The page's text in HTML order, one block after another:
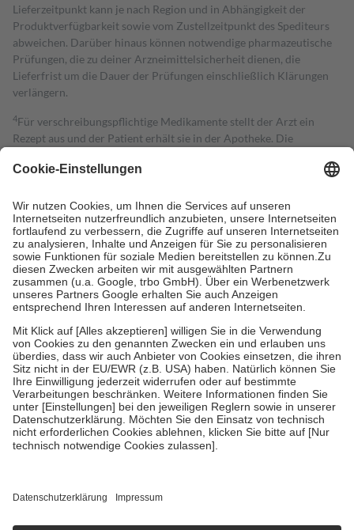
Lieferzeitpunkt kann je nach Region und in Abhängigkeit der
Produktverfügbarkeit sowie vom Zustellzeitpunkt des Spediteurs
abweichen. Darüber hinaus können notwendige pharmazeutische
Prüfungen, die zu deiner Arzneimittelsicherheit dienen, die
Lieferfrist um die Dauer der Prüfungen einschließlich Klärungen
verlängern.
4Für verschreibungspflichtige Medikamente stellt der Arzt ein
Rezept aus und der Patient erhält sie in der Apotheke. Die
Kosten dafür, der Versicherte trägt einen Teil davon als Zuzahlung
Grundsätzlich leisten Mitglieder Zuzahlungen in Höhe von zehn
Prozent des Abgabepreises,mindestensjedochfünf Euround
höchstens zehn Euro.Es sind jedoch nie mehr als die tatsächlichen
Kosten der Leistung zu entrichten.
Diese Regeln gelten grundsätzlich auch für Online-Apotheken.
Bei Heilmitteln und häuslicher Krankenpflege beträgt die
Zuzahlung zehn Prozent der Kosten sowie zehn Euro je
Um das Engagement der Versicherten für ihre eigene Gesundheit zu
stärken und die besondere Stellung der Familie zu unterstützen,
fallenkeine Zuzahlungen an bei:
• Kindern und Jugendlichen bis zum vollendeten 18. Lebensjahr
mit Ausnahme der Fahrkosten
• Untersuchungen zur Vorsorge und Früherkennung, die von der
GKV getragen werden
• empfohlenen Schutzimpfungen
Wir nutzen Trusted Shops als unabhängigen Dienstleister für die